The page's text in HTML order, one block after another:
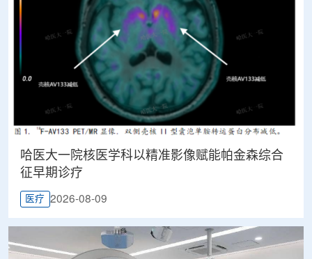
哈医大一院核医学科以精准影像赋能帕金森综合
征早期诊疗
医疗 2026-08-09